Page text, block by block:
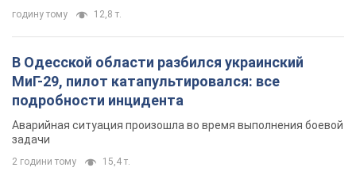
годину тому 12,8 т.
В Одесской области разбился украинский
МиГ-29, пилот катапультировался: все
подробности инцидента
Аварийная ситуация произошла во время выполнения боевой
задачи
2 години тому 15,4 т.